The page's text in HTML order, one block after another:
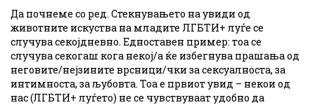
Да почнеме со ред. Стекнувањето на увиди од
животните искуства на младите ЛГБТИ+ луѓе се
случува секојдневно. Едноставен пример: тоа се
случува секогаш кога некој/а ќе избегнува прашања од
неговите/нејзините врсници/чки за сексуалноста, за
интимноста, за љубовта. Тоа е првиот увид – некои од
нас (ЛГБТИ+ луѓето) не се чувствуваат удобно да